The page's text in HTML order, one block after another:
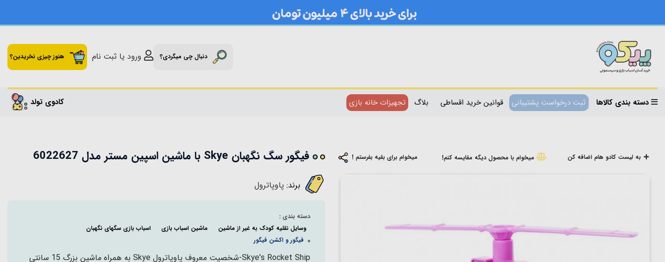
دنبال چی میگردی؟ ورود یا ثبت نام هنوز چیزی نخریدین؟
دسته بندی کالاها ثبت درخواست پشتیبانی قوانین خرید اقساطی بلاگ تجهیزات خانه بازی کادوی تولد
به لیست کادو هام اضافه کن میخوام با محصول دیگه مقایسه کنم! میخوام برای بقیه بفرستم ! فیگور سگ نگهبان Skye با ماشین اسپین مستر مدل 6022627
برند: پاوپاترول
دسته بندی :
وسایل نقلیه کودک به غیر از ماشین
ماشین اسباب بازی
اسباب بازی سگهای نگهبان
فیگور و اکشن فیگور
Skye's Rocket Ship-شخصیت معروف پاوپاترول Skye به همراه ماشین بزرگ 15 سانتی